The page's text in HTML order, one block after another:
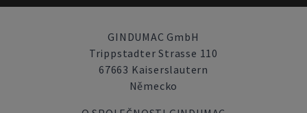
GINDUMAC GmbH
Trippstadter Strasse 110
67663 Kaiserslautern
Německo